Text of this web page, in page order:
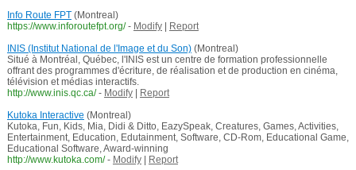
Info Route FPT(Montreal)
https://www.inforoutefpt.org/ - Modify|
Report
INIS (Institut National de l'Image et du Son)(Montreal)
Situé à Montréal, Québec, l'INIS est un centre de formation professionnelle
offrant des programmes d'écriture, de réalisation et de production en cinéma,
télévision et médias interactifs.
http://www.inis.qc.ca/ - Modify|
Report
Kutoka Interactive (Montreal)
Kutoka, Fun, Kids, Mia, Didi & Ditto, EazySpeak, Creatures, Games, Activities,
Entertainment, Education, Edutainment, Software, CD-Rom, Educational Game,
Educational Software, Award-winning
http://www.kutoka.com/ - Modify|
Report